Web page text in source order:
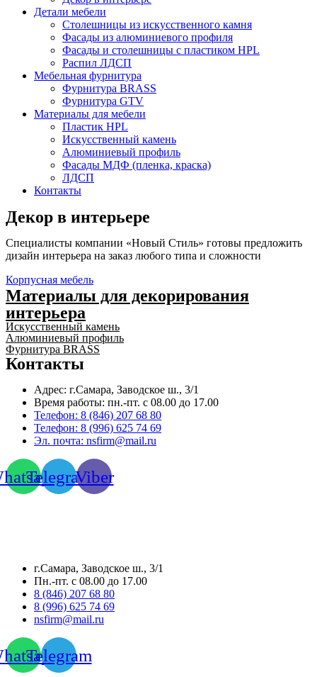
Детали мебели
Столешницы из искусственного камня
Фасады из алюминиевого профиля
Фасады и столешницы с пластиком HPL
Распил ЛДСП
Мебельная фурнитура
Фурнитура BRASS
Фурнитура GTV
Материалы для мебели
Пластик HPL
Искусственный камень
Алюминиевый профиль
Фасады МДФ (пленка, краска)
ЛДСП
Контакты
Декор в интерьере
Специалисты компании «Новый Стиль» готовы предложить
дизайн интерьера на заказ любого типа и сложности
Корпусная мебель
Материалы для декорирования
интерьера
Искусственный камень
Алюминиевый профиль
Фурнитура BRASS
Контакты
Адрес: г.Самара, Заводское ш., 3/1
Время работы: пн.-пт. с 08.00 до 17.00
Телефон: 8 (846) 207 68 80
Телефон: 8 (996) 625 74 69
Эл. почта: nsfirm@mail.ru
TelegramViber
г.Самара, Заводское ш., 3/1
Пн.-пт. с 08.00 до 17.00
8 (846) 207 68 80
8 (996) 625 74 69
nsfirm@mail.ru
Telegram